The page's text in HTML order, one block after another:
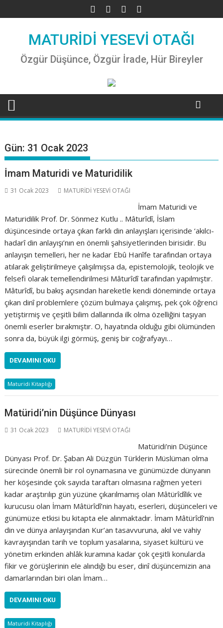
to
MATURİDİ YESEVİ OTAĞI
Özgür Düşünce, Özgür İrade, Hür Bireyler
Gün: 31 Ocak 2023
İmam Maturidi ve Maturidilik
31 Ocak 2023 MATURİDİ YESEVİ OTAĞI
İmam Maturidi ve
Maturidilik Prof. Dr. Sönmez Kutlu .. Mâturîdî, İslam
düşüncesinde ortaya çıkan farklı din anlayışları içerisinde ‘akılcı-
hadarî din anlayışı’nın en önemli şahsiyetlerinden birisidir. Bu
anlayışın temelleri, her ne kadar Ebû Hanîfe tarafından ortaya
atılarak geliştirilmeye çalışılmışsa da, epistemolojik, teolojik ve
felsefi olarak temellendirilmesi Mâturîdî tarafından yapılmıştır.
Mâturîdî, bu bakış açısından hareketle kendi döneminde ortaya
çıkan dinî problemlere çözüm bulmaya çalışmış, pek çok öğrenci
yetiştirmiş ve çeşitli bilim dallarında ilk olma özelliğini taşıyan
önemli eserler bırakmıştır. O, hayatında olduğu gibi ölümünden
sonra da, büyük ilgi görmüş, geniş bir coğrafyayı…
DEVAMINI OKU
Maturidi Kitaplığı
Matüridi’nin Düşünce Dünyası
31 Ocak 2023 MATURİDİ YESEVİ OTAĞI
Matüridi’nin Düşünce
Dünyası Prof. Dr. Şaban Ali Düzgün Türklerin Müslüman olma
sürecinde önemli bir rol oynamasına ve günümüzde dünyanın
her köşesinde çok sayıda taraftarı olmasına rağmen yeteri
kadar araştırılıp gün yüzüne çıkarılmamış olan Mâtürîdîlik ve
kurucusu olan İmam Mâtürîdî’nin hayatı, eserleri, düşünceleri ve
günümüze etkisi bu kitapta ele alınmaktadır. İmam Mâtürîdî’nin
din ve dünya anlayışından Kur’an tasavvuruna, akıl ve vahiy
kavrayışından tarih ve toplum yasalarına, siyaset kültürü ve
yönetim erkinden ahlâk kuramına kadar çok çeşitli konularda
fikir ve görüşlerinin ele alındığı bu eser, dinî düşüncemizin ana
damarlarından biri olan İmam…
DEVAMINI OKU
Maturidi Kitaplığı